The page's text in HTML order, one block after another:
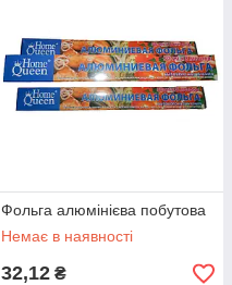
Фольга алюмінієва побутова
Немає в наявності
32,12 ₴